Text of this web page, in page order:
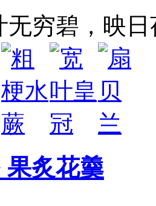
无穷碧，映
果炙花羹